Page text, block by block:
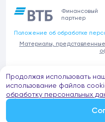
Финансовый
партнер
Положение об обработке
Материалы,
В связи с участившимися
имени компании Донстрой
отделочных материалов и
компания Донстрой не
представительств такого
Продолжая использовать
использование файлов
обработку персональных